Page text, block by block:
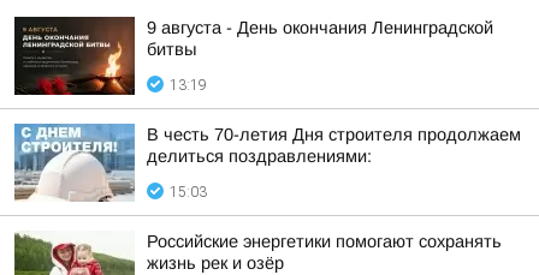
9 августа - День окончания Ленинградской
битвы
13:19
В честь 70-летия Дня строителя продолжаем
делиться поздравлениями:
15:03
Российские энергетики помогают сохранять
жизнь рек и озёр